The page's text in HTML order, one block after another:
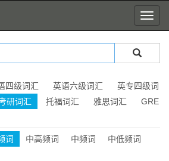
四级词汇 英语六级词汇
英专四级词
研词汇 托福词汇 雅思词汇
GRE
词 中高频词 中频词
中低频词